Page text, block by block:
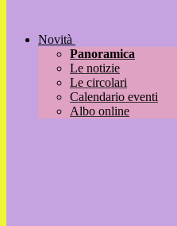
Novità
Panoramica
Le notizie
Le circolari
Calendario eventi
Albo online